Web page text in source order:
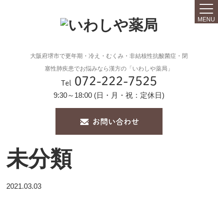
大阪府堺市で更年期・冷え・むくみ・非結核性抗酸菌症・閉
塞性肺疾患でお悩みなら漢方の「いわしや薬局」
Tel 072-222-7525
9:30～18:00 (日・月・祝：定休日)
MENU
未分類
2021.03.03